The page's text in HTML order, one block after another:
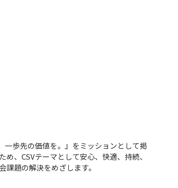
一歩先の価値を。』をミッションとして掲
、CSVテーマとして安心、快適、持続、
題の解決をめざします。